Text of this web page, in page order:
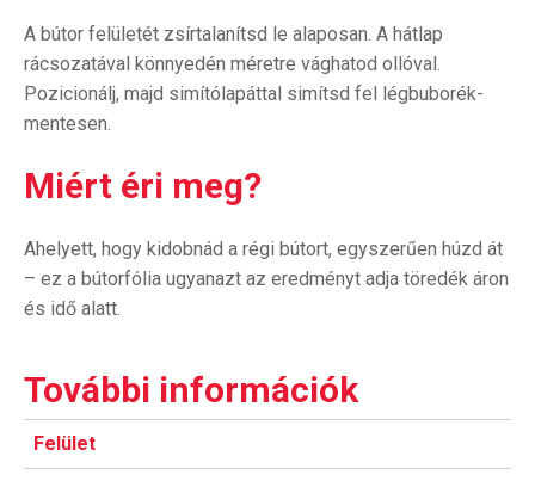
A bútor felületét zsírtalanítsd le alaposan. A hátlap
rácsozatával könnyedén méretre vághatod ollóval.
Pozicionálj, majd simítólapáttal simítsd fel légbuborék-
mentesen.
Miért éri meg?
Ahelyett, hogy kidobnád a régi bútort, egyszerűen húzd át
– ez a bútorfólia ugyanazt az eredményt adja töredék áron
és idő alatt.
További információk
Felület